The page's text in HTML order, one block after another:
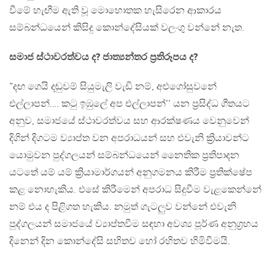
වීමේ හැඟීම ඇති වූ මොහොතක හැසිරෙන ආකාරය
සම්බන්ධයෙන් කිසිදු කොන්දේසියක් වලංගු වන්නේ නැත.
සමාජ ස්ථාවරත්වය ද? ජාත්‍යන්තර ප්‍රතිරූපය ද?
”දඟ ගෙයි දඬුවම් සියුමැලි වැඩි නම්, අළුගෝසුවනේ
එල්ලාපන්…. කටු ඉඹුලේ අප එල්ලාපන්’’ යන ප්‍රසිද්ධ ගීතයට
අනුව, සමාජයේ ස්ථාවරත්වය සහ ආරක්ෂණය වෙනුවෙන්
දිගින් දිගටම ව්‍යාප්ත වන අපරාධයන් සහ එවැනි ක්‍රියාවන්ට
යොමුවන පුද්ගලයන් සම්බන්ධයෙන් නෛතික ප්‍රතිපාදන
යටතේ යම් යම් ක්‍රියාමාර්ගයන් අනුගමනය කිරීම ප්‍රතික්ෂේප
කළ නොහැකිය. එසේ කිරීමෙන් අපරාධ සිදුවීම වැළකෙන්නේ
නම් එය ද පිළිගත හැකිය. නමුත් ගැටලුව වන්නේ එවැනි
පුද්ගලයන් සමාජයේ ව්‍යාප්තවීම සඳහා අවශ්‍ය පූර්ණ අනුග්‍රහය
දිනෙන් දින කොන්දේසි සහිතව හෝ රහිතව හිමිවීමයි.